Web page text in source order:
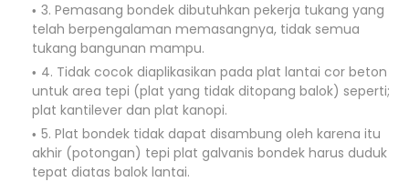
3. Pemasang bondek dibutuhkan pekerja tukang yang
telah berpengalaman memasangnya, tidak semua
tukang bangunan mampu.
4. Tidak cocok diaplikasikan pada plat lantai cor beton
untuk area tepi (plat yang tidak ditopang balok) seperti;
plat kantilever dan plat kanopi.
5. Plat bondek tidak dapat disambung oleh karena itu
akhir (potongan) tepi plat galvanis bondek harus duduk
tepat diatas balok lantai.